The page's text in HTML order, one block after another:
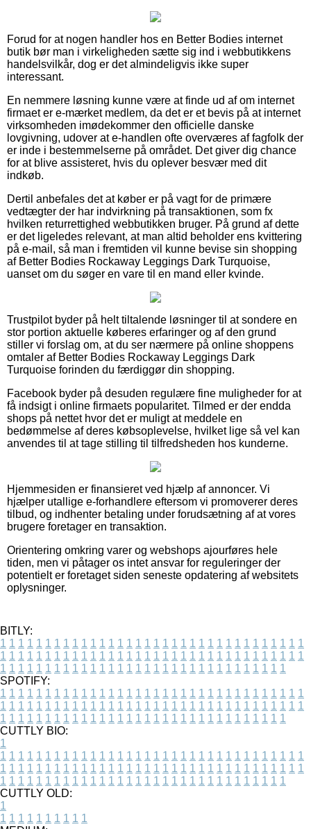
Forud for at nogen handler hos en Better Bodies internet
butik bør man i virkeligheden sætte sig ind i webbutikkens
handelsvilkår, dog er det almindeligvis ikke super
interessant.
En nemmere løsning kunne være at finde ud af om internet
firmaet er e-mærket medlem, da det er et bevis på at internet
virksomheden imødekommer den officielle danske
lovgivning, udover at e-handlen ofte overværes af fagfolk der
er inde i bestemmelserne på området. Det giver dig chance
for at blive assisteret, hvis du oplever besvær med dit
indkøb.
Dertil anbefales det at køber er på vagt for de primære
vedtægter der har indvirkning på transaktionen, som fx
hvilken returrettighed webbutikken bruger. På grund af dette
er det ligeledes relevant, at man altid beholder ens kvittering
på e-mail, så man i fremtiden vil kunne bevise sin shopping
af Better Bodies Rockaway Leggings Dark Turquoise,
uanset om du søger en vare til en mand eller kvinde.
Trustpilot byder på helt tiltalende løsninger til at sondere en
stor portion aktuelle køberes erfaringer og af den grund
stiller vi forslag om, at du ser nærmere på online shoppens
omtaler af Better Bodies Rockaway Leggings Dark
Turquoise forinden du færdiggør din shopping.
Facebook byder på desuden regulære fine muligheder for at
få indsigt i online firmaets popularitet. Tilmed er der endda
shops på nettet hvor det er muligt at meddele en
bedømmelse af deres købsoplevelse, hvilket lige så vel kan
anvendes til at tage stilling til tilfredsheden hos kunderne.
Hjemmesiden er finansieret ved hjælp af annoncer. Vi
hjælper utallige e-forhandlere eftersom vi promoverer deres
tilbud, og indhenter betaling under forudsætning af at vores
brugere foretager en transaktion.
Orientering omkring varer og webshops ajourføres hele
tiden, men vi påtager os intet ansvar for reguleringer der
potentielt er foretaget siden seneste opdatering af websitets
oplysninger.
BITLY:
1 1 1 1 1 1 1 1 1 1 1 1 1 1 1 1 1 1 1 1 1 1 1 1 1 1 1 1 1 1 1 1 1 1
1 1 1 1 1 1 1 1 1 1 1 1 1 1 1 1 1 1 1 1 1 1 1 1 1 1 1 1 1 1 1 1 1 1
1 1 1 1 1 1 1 1 1 1 1 1 1 1 1 1 1 1 1 1 1 1 1 1 1 1 1 1 1 1 1 1
SPOTIFY:
1 1 1 1 1 1 1 1 1 1 1 1 1 1 1 1 1 1 1 1 1 1 1 1 1 1 1 1 1 1 1 1 1 1
1 1 1 1 1 1 1 1 1 1 1 1 1 1 1 1 1 1 1 1 1 1 1 1 1 1 1 1 1 1 1 1 1 1
1 1 1 1 1 1 1 1 1 1 1 1 1 1 1 1 1 1 1 1 1 1 1 1 1 1 1 1 1 1 1 1
CUTTLY BIO:
1
1 1 1 1 1 1 1 1 1 1 1 1 1 1 1 1 1 1 1 1 1 1 1 1 1 1 1 1 1 1 1 1 1 1
1 1 1 1 1 1 1 1 1 1 1 1 1 1 1 1 1 1 1 1 1 1 1 1 1 1 1 1 1 1 1 1 1 1
1 1 1 1 1 1 1 1 1 1 1 1 1 1 1 1 1 1 1 1 1 1 1 1 1 1 1 1 1 1 1 1
CUTTLY OLD:
1
1 1 1 1 1 1 1 1 1 1